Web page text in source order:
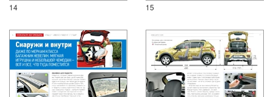
14 15